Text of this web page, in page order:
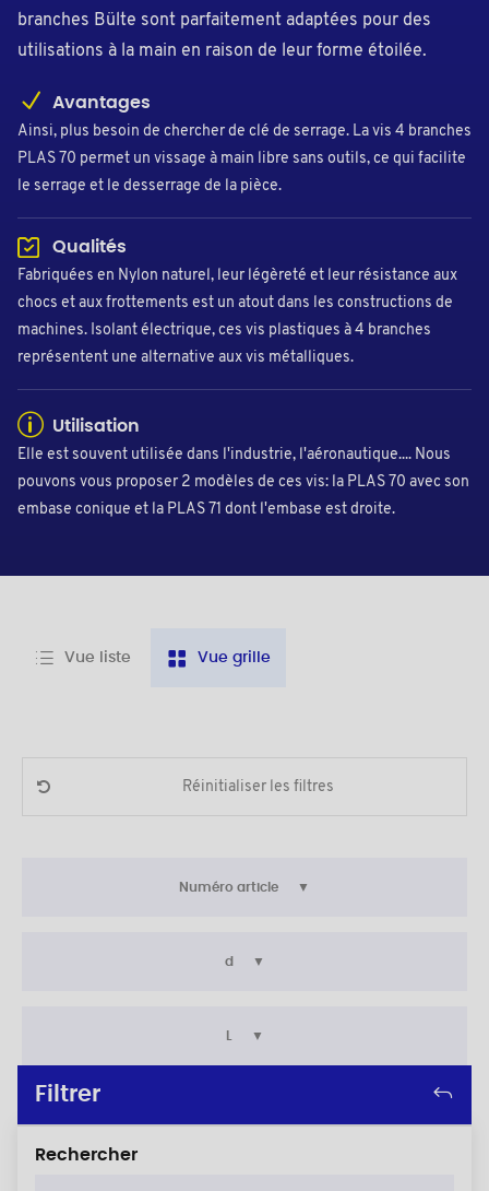
branches Bülte sont parfaitement adaptées pour des
utilisations à la main en raison de leur forme étoilée.
Avantages
Ainsi, plus besoin de chercher de clé de serrage. La vis 4 branches
PLAS 70 permet un vissage à main libre sans outils, ce qui facilite
le serrage et le desserrage de la pièce.
Qualités
Fabriquées en Nylon naturel, leur légèreté et leur résistance aux
chocs et aux frottements est un atout dans les constructions de
machines. Isolant électrique, ces vis plastiques à 4 branches
représentent une alternative aux vis métalliques.
Utilisation
Elle est souvent utilisée dans l'industrie, l'aéronautique.... Nous
pouvons vous proposer 2 modèles de ces vis: la PLAS 70 avec son
embase conique et la PLAS 71 dont l'embase est droite.
Vue liste Vue grille
Réinitialiser les filtres
Numéro article
d
L
Filtrer
Rechercher